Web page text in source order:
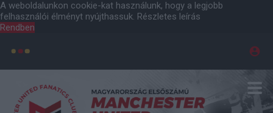
A weboldalunkon cookie-kat használunk, hogy a legjobb
felhasználói élményt nyújthassuk. Részletes leírás
Rendben